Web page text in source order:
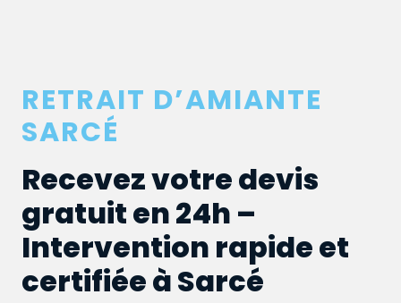
RETRAIT D’AMIANTE
SARCÉ
Recevez votre devis
gratuit en 24h –
Intervention rapide et
certifiée à Sarcé